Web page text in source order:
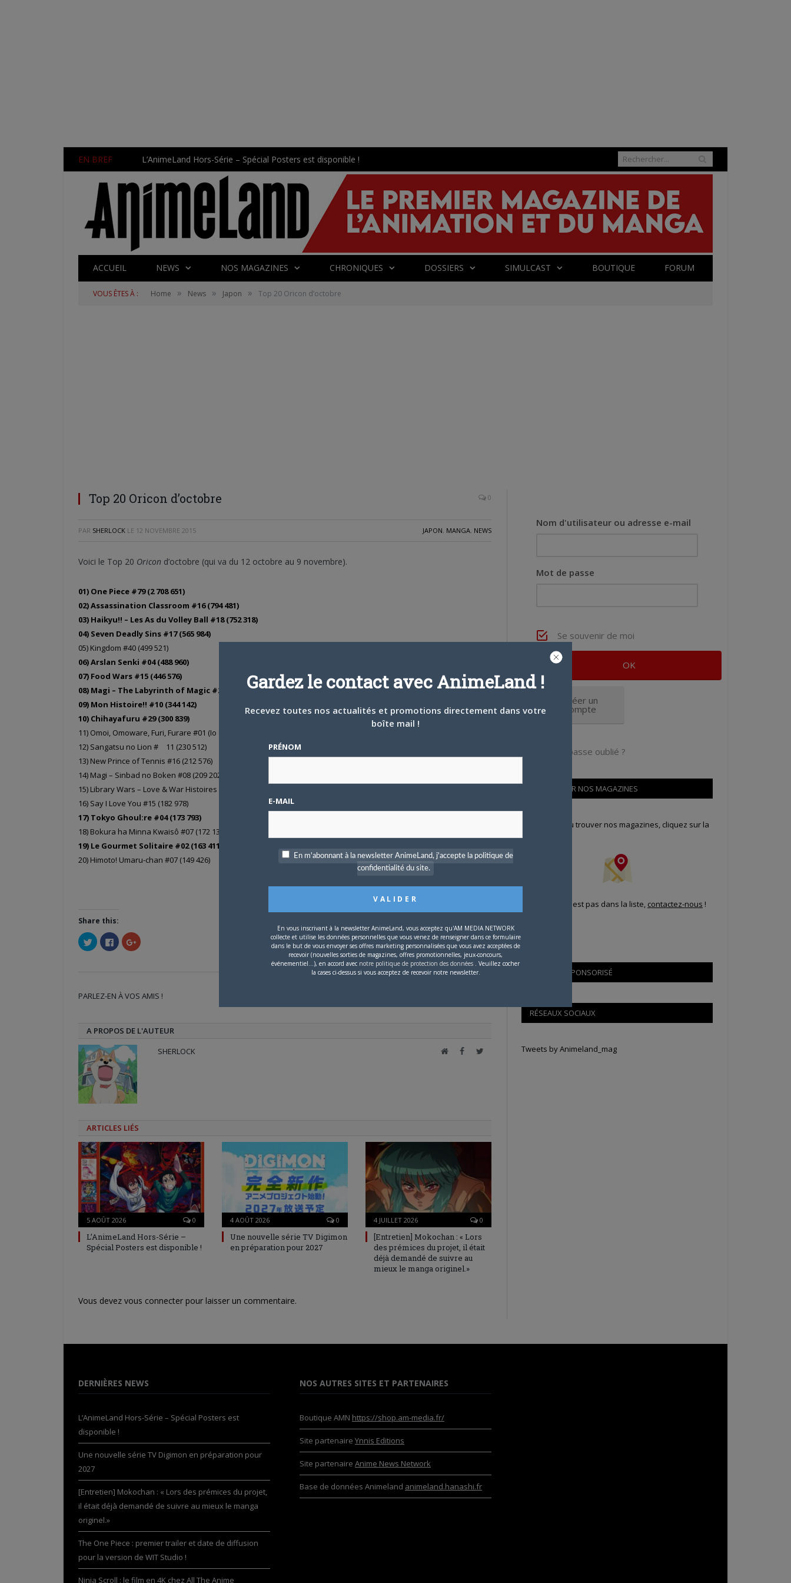
EN BREF L’AnimeLand Hors-Série – Spécial Posters est disponible !
ACCUEIL NEWS NOS MAGAZINES CHRONIQUES DOSSIERS SIMULCAST BOUTIQUE FORUM
VOUS ÊTES À : Home » News » Japon » Top 20 Oricon d’octobre
Top 20 Oricon d’octobre 0
PAR SHERLOCK LE 12 NOVEMBRE 2015 JAPON, MANGA, NEWS
Voici le Top 20 Oricon d’octobre (qui va du 12 octobre au 9 novembre).
01) One Piece #79 (2 708 651)
02) Assassination Classroom #16 (794 481)
03) Haikyu!! – Les As du Volley Ball #18 (752 318)
04) Seven Deadly Sins #17 (565 984)
05) Kingdom #40 (499 521)
06) Arslan Senki #04 (488 960)
07) Food Wars #15 (446 576)
08) Magi – The Labyrinth of Magic #27 (402 515)
09) Mon Histoire!! #10 (344 142)
10) Chihayafuru #29 (300 839)
11) Omoi, Omoware, Furi, Furare #01 (Io Sakisaka) (288 349)
12) Sangatsu no Lion # 11 (230 512)
13) New Prince of Tennis #16 (212 576)
14) Magi – Sinbad no Boken #08 (209 202)
15) Library Wars – Love & War Histoires Annexes #01 (198 435)
16) Say I Love You #15 (182 978)
17) Tokyo Ghoul:re #04 (173 793)
18) Bokura ha Minna Kwaisô #07 (172 132)
19) Le Gourmet Solitaire #02 (163 411)
20) Himoto! Umaru-chan #07 (149 426)
Source :Oricon
Share this:
Cliquez
pour
partager
fenêtre)
Cliquez
pour
partager
fenêtre)
Cliquez
pour
nouvelle
PARLEZ-EN À VOS AMIS !
A PROPOS DE L'AUTEUR
SHERLOCK
Site FacebookTwitter
ARTICLES LIÉS
5 AOÛT 2026 0
L’AnimeLand Hors-Série –
Spécial Posters est disponible !
4 AOÛT 2026 0
Une nouvelle série TV Digimon
en préparation pour 2027
4 JUILLET 2026 0
[Entretien] Mokochan : « Lors
des prémices du projet, il était
déjà demandé de suivre au
mieux le manga originel.»
Vous devez vous connecter pour laisser un commentaire.
Nom d'utilisateur ou adresse e-mail
Mot de passe
Se souvenir de moi
Créer un
compte
Mot de passe oublié ?
OÙ TROUVER NOS MAGAZINES
Pour savoir où trouver nos magazines, cliquez sur la
carte !
Si votre ville n'est pas dans la liste, contactez-nous !
CONTENU SPONSORISÉ
RÉSEAUX SOCIAUX
Tweets by Animeland_mag
DERNIÈRES NEWS
L’AnimeLand Hors-Série – Spécial Posters est
disponible !
Une nouvelle série TV Digimon en préparation pour
2027
[Entretien] Mokochan : « Lors des prémices du projet,
il était déjà demandé de suivre au mieux le manga
originel.»
The One Piece : premier trailer et date de diffusion
pour la version de WIT Studio !
Ninja Scroll : le film en 4K chez All The Anime
NOS AUTRES SITES ET PARTENAIRES
Boutique AMN https://shop.am-media.fr/
Site partenaire Ynnis Editions
Site partenaire Anime News Network
Base de données Animeland animeland.hanashi.fr
Gardez le contact avec AnimeLand !
Recevez toutes nos actualités et promotions directement dans votre
boîte mail !
PRÉNOM
E-MAIL
En m'abonnant à la newsletter AnimeLand, j'accepte la politique de
confidentialité du site.
En vous inscrivant à la newsletter AnimeLand, vous acceptez qu'AM MEDIA NETWORK
collecte et utilise les données personnelles que vous venez de renseigner dans ce formulaire
dans le but de vous envoyer ses offres marketing personnalisées que vous avez acceptées de
recevoir (nouvelles sorties de magazines, offres promotionnelles, jeux-concours,
événementiel...), en accord avec notre politique de protection des données . Veuillez cocher
la cases ci-dessus si vous acceptez de recevoir notre newsletter.